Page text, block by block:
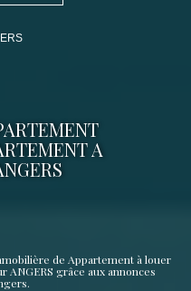
A
de Appartement à louer
ANGERS grâce aux annonces